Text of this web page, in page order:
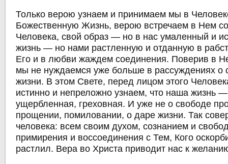
Только верою узнаем и принимаем мы в
Божественную Жизнь, верою встречаем в Нем
Человека, свой образ — но в нас умаленный и
жизнь — но нами растленную и отданную в
Его и в любви жаждем соединения. Поверив в
мы не нуждаемся уже больше в рассуждениях о
жизни. В этом Свете, перед лицом этого
истинно и непреложно узнаем, что наша жизнь
ущербленная, греховная. И уже не о свободе
прощении, помиловании, о даре жизни. Так
человека: всем своим духом, сознанием и
примирения и воссоединения с Тем, Кого
растлил. Вера во Христа приводит нас к